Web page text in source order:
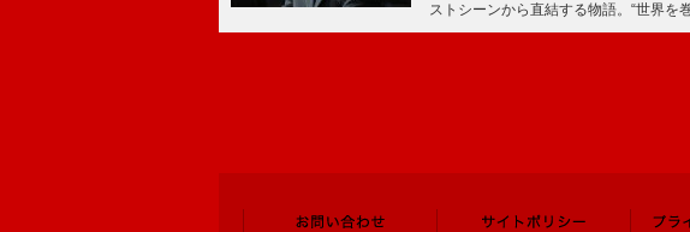
ストシーンから直結する物語。“世界を